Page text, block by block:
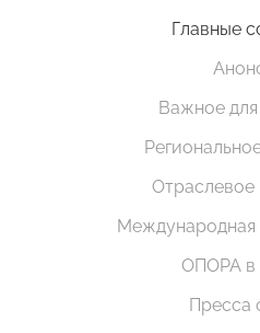
Главные
Важное для
Отраслевое
Международная
ОПОРА в
Пресса